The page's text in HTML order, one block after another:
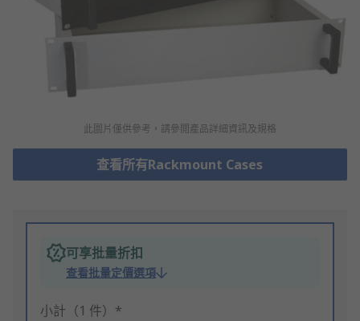
此圖片僅供參考，請參閲產品詳細資訊及規格
查看所有Rackmount Cases
可享批量折扣
查看批量定價選項
小計（1 件）*